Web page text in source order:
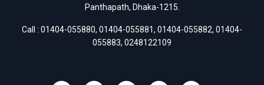
Panthapath, Dhaka-1215.
Call : 01404-055880, 01404-055881, 01404-055882, 01404-
055883, 0248122109